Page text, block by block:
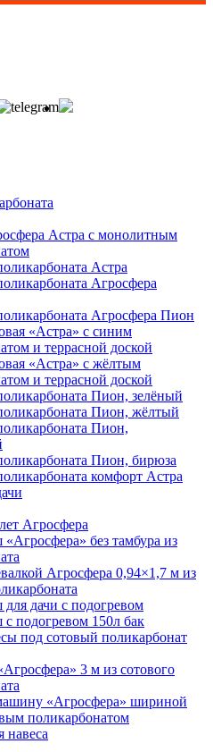
Астра с монолитным
Астра
Агросфера
Агросфера Пион
«Астра» с синим
и террасной доской
«Астра» с жёлтым
и террасной доской
Пион, зелёный
Пион, жёлтый
Пион,
Пион, бирюза
комфорт Астра
Агросфера
без тамбура из
Агросфера 0,94×1,7 м из
дачи с подогревом
подогревом 150л бак
под сотовый поликарбонат
3 м из сотового
«Агросфера» шириной
поликарбонатом
навеса